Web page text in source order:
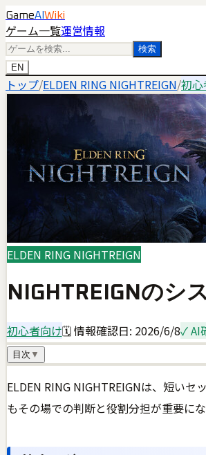
GameAI Wiki
ゲーム一覧運営情報
検索
EN
トップ/ELDEN RING NIGHTREIGN/初
ELDEN RING NIGHTREIGN
NIGHTREIGNのシ
初心者向け🗓 情報確認日: 2026/6/8✓ AI
目次 ▼
ELDEN RING NIGHTREIGNは、短い
もその場での判断と役割分担が重要に